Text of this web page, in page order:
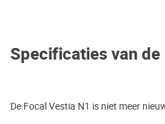
Specificaties van de
De Focal Vestia N1 is niet meer